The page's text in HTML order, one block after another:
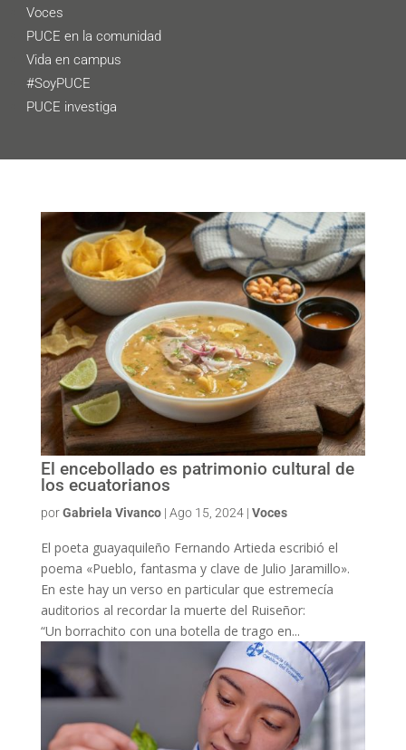
Voces
PUCE en la comunidad
Vida en campus
#SoyPUCE
PUCE investiga
El encebollado es patrimonio cultural de
los ecuatorianos
porGabriela Vivanco| Ago 15, 2024| Voces
El poeta guayaquileño Fernando Artieda escribió el
poema «Pueblo, fantasma y clave de Julio Jaramillo».
En este hay un verso en particular que estremecía
auditorios al recordar la muerte del Ruiseñor:
“Un borrachito con una botella de trago en...